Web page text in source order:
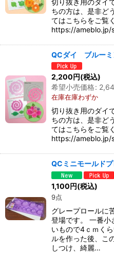
ちの方は、是非ど
てはこちらをご覧
https://
QCダイ ブルーミ
2,200 円(税込)
希望小売価格:
在庫在庫わずか
切り抜き用のダイ
ちの方は、是非ど
てはこちらをご覧
https://
QCミニモールドプ
1,100円(税込)
9点
グレープロールに
登場です。 一番小
いもので4ｃｍく
ルを作った後、こ
しつけ、綺麗…